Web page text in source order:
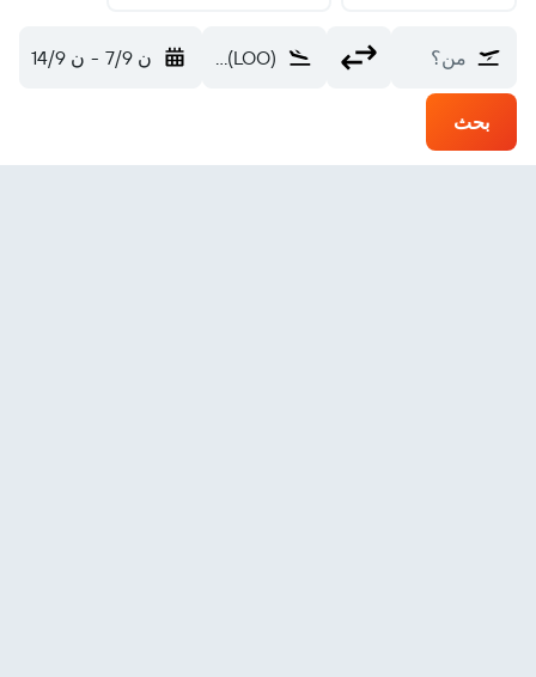
من؟ Laghouat L'Mekrareg (LOO) ن 7/9 - ن 14/9
بحث